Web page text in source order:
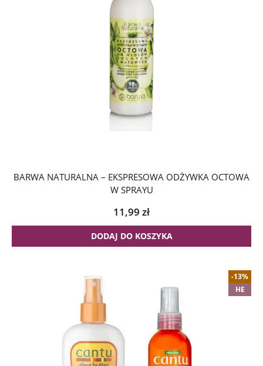
BARWA NATURALNA – EKSPRESOWA ODŻYWKA OCTOWA
W SPRAYU
11,99 zł
DODAJ DO KOSZYKA
-13%
HE